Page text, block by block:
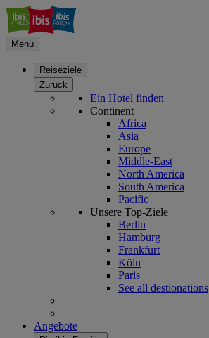
Menü
Reiseziele
Zurück
Ein Hotel finden
Continent
Africa
Asia
Europe
Middle-East
North America
South America
Pacific
Unsere Top-Ziele
Berlin
Hamburg
Frankfurt
Köln
Paris
See all destionations
Angebote